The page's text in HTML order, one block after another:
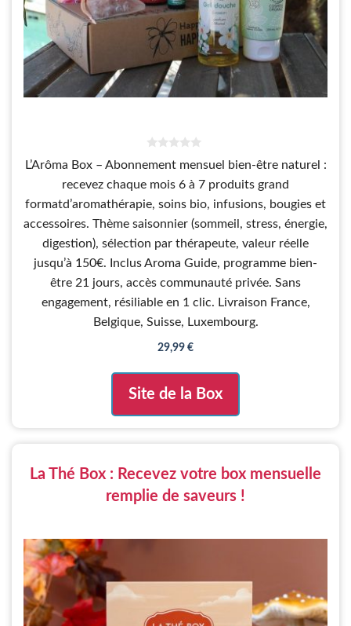
s
r
L’Arôma Box – Abonnement mensuel bien-être naturel :
recevez chaque mois 6 à 7 produits grand
formatd’aromathérapie, soins bio, infusions, bougies et
accessoires. Thème saisonnier (sommeil, stress, énergie,
digestion), sélection par thérapeute, valeur réelle
jusqu’à 150€. Inclus Aroma Guide, programme bien-
être 21 jours, accès communauté privée. Sans
engagement, résiliable en 1 clic. Livraison France,
Belgique, Suisse, Luxembourg.
29,99 €
Site de la Box
La Thé Box : Recevez votre box mensuelle
remplie de saveurs !